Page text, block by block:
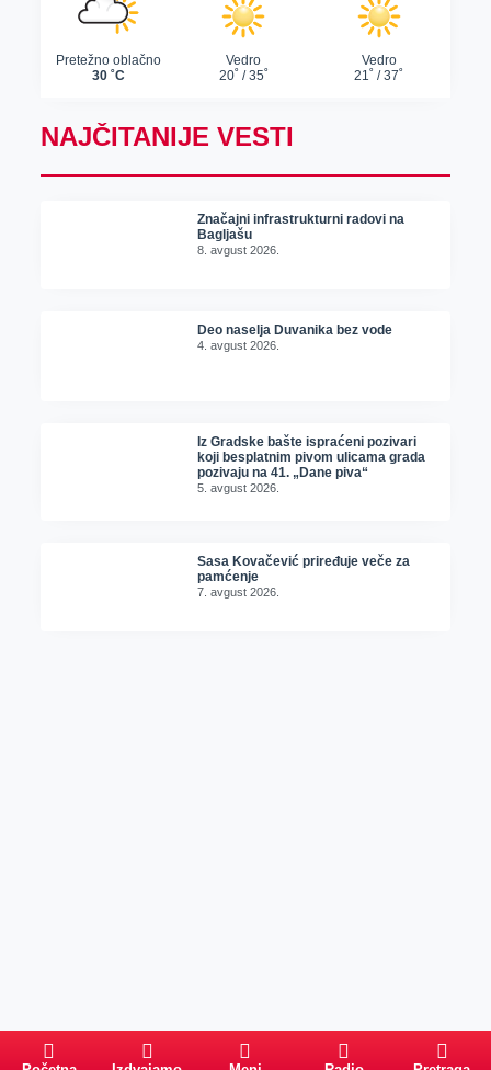
NAJČITANIJE VESTI
Značajni infrastrukturni radovi na
Bagljašu
8. avgust 2026.
Deo naselja Duvanika bez vode
4. avgust 2026.
Iz Gradske bašte ispraćeni pozivari
koji besplatnim pivom ulicama grada
pozivaju na 41. „Dane piva“
5. avgust 2026.
Sasa Kovačević priređuje veče za
pamćenje
7. avgust 2026.